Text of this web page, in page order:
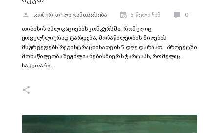
კომერციული განთავსება 5 წელი წინ 0
თიბისის აპლიკაციების კონკურსში, რომელიც
ყოველწლიურად ტარდება, მონაწილეობის მიღების
მსურველებს რეგისტრაციისათვის 5 დღე დარჩათ. პროექტში
მონაწილეობა შეუძლია ნებისმიერ სტარტაპს, რომელიც
საკუთარი…